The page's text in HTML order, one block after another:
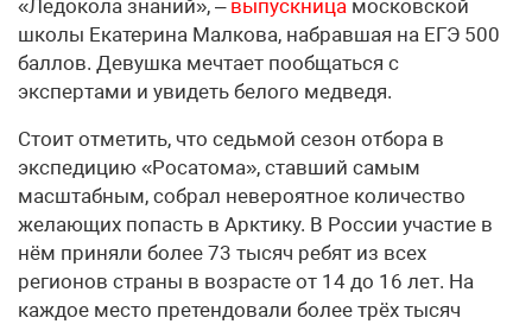
«Ледокола знаний», – выпускница московской
школы Екатерина Малкова, набравшая на ЕГЭ 500
баллов. Девушка мечтает пообщаться с
экспертами и увидеть белого медведя.
Стоит отметить, что седьмой сезон отбора в
экспедицию «Росатома», ставший самым
масштабным, собрал невероятное количество
желающих попасть в Арктику. В России участие в
нём приняли более 73 тысяч ребят из всех
регионов страны в возрасте от 14 до 16 лет. На
каждое место претендовали более трёх тысяч